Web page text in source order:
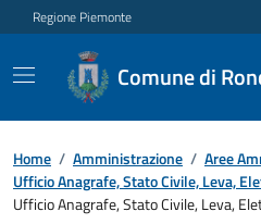
Regione Piemonte
Comune di
Home / Amministrazione / Aree
Ufficio Anagrafe, Stato Civile, Leva,
Ufficio Anagrafe, Stato Civile, Leva,